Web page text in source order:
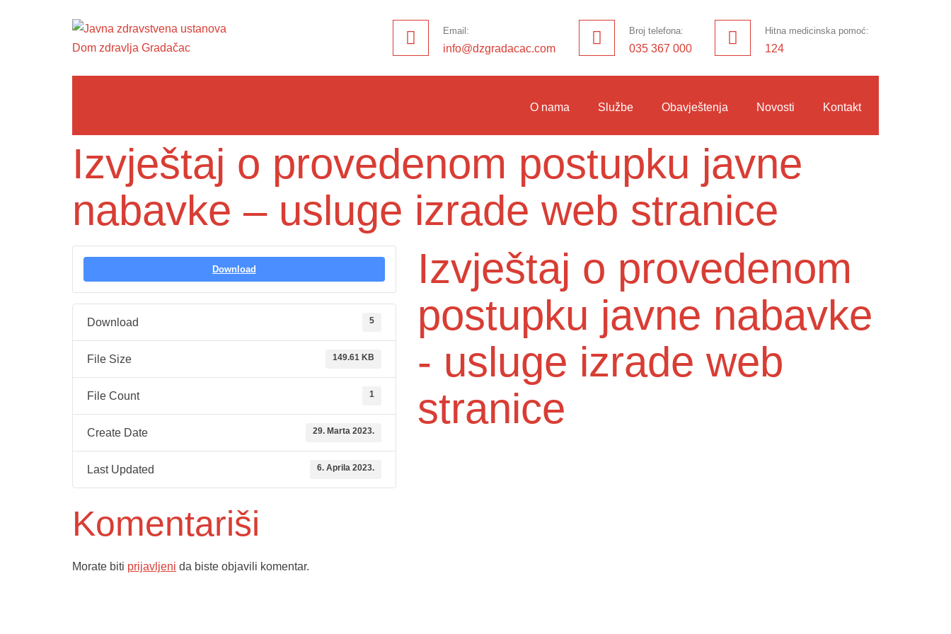
Email:
info@dzgradacac.com
Broj telefona:
035 367 000
Hitna medicinska pomoć:
124
O nama Službe Obavještenja Novosti Kontakt
Izvještaj o provedenom postupku javne
nabavke – usluge izrade web stranice
Download
Download 5
File Size 149.61 KB
File Count 1
Create Date 29. Marta 2023.
Last Updated 6. Aprila 2023.
Izvještaj o provedenom
postupku javne nabavke
- usluge izrade web
stranice
Komentariši
Morate biti prijavljeni da biste objavili komentar.